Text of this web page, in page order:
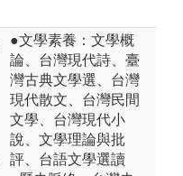
●文學素養：文學概
論、台灣現代詩、臺
灣古典文學選、台灣
現代散文、台灣民間
文學、台灣現代小
說、文學理論與批
評、台語文學選讀